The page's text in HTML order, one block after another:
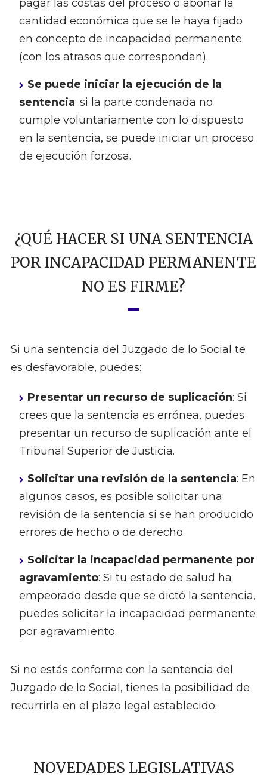
pagar las costas del proceso o abonar la
cantidad económica que se le haya fijado
en concepto de incapacidad permanente
(con los atrasos que correspondan).
Se puede iniciar la ejecución de la
sentencia: si la parte condenada no
cumple voluntariamente con lo dispuesto
en la sentencia, se puede iniciar un proceso
de ejecución forzosa.
¿QUÉ HACER SI UNA SENTENCIA
POR INCAPACIDAD PERMANENTE
NO ES FIRME?
Si una sentencia del Juzgado de lo Social te
es desfavorable, puedes:
Presentar un recurso de suplicación: Si
crees que la sentencia es errónea, puedes
presentar un recurso de suplicación ante el
Tribunal Superior de Justicia.
Solicitar una revisión de la sentencia: En
algunos casos, es posible solicitar una
revisión de la sentencia si se han producido
errores de hecho o de derecho.
Solicitar la incapacidad permanente por
agravamiento: Si tu estado de salud ha
empeorado desde que se dictó la sentencia,
puedes solicitar la incapacidad permanente
por agravamiento.
Si no estás conforme con la sentencia del
Juzgado de lo Social, tienes la posibilidad de
recurrirla en el plazo legal establecido.
NOVEDADES LEGISLATIVAS